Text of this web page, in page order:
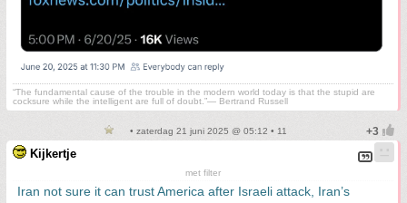
“The fundamental cause of the trouble in the modern world today is that the stupid are
cocksure while the intelligent are full of doubt.”— Bertrand Russell
• zaterdag 21 juni 2025 @ 05:12 • 11
Kijkertje
met filter
Iran not sure it can trust America after Israeli attack, Iran’s